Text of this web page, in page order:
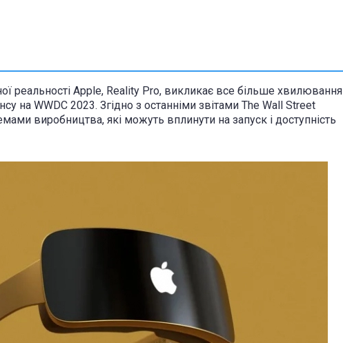
реальності Apple, Reality Pro, викликає все більше хвилювання
на WWDC 2023. Згідно з останніми звітами The Wall Street
виробництва, які можуть вплинути на запуск і доступність